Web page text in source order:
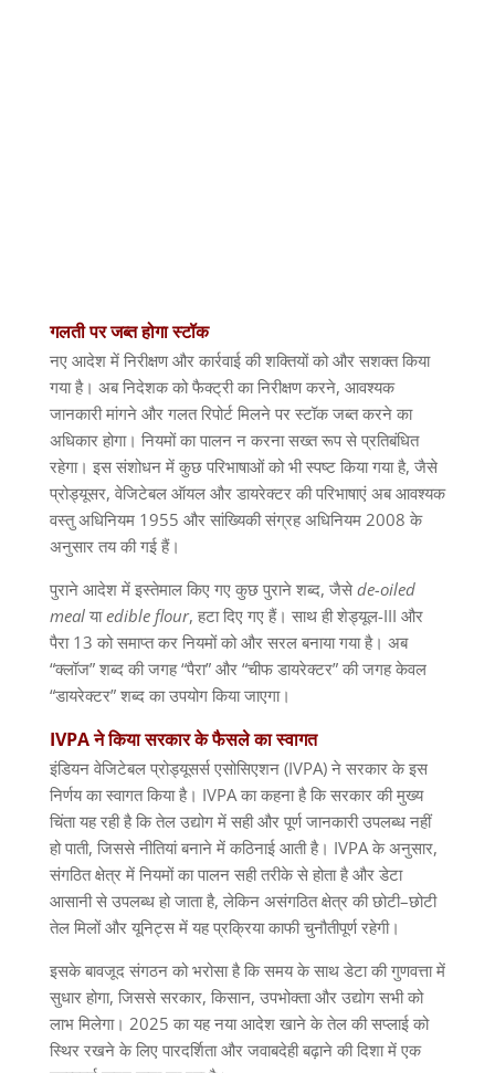
गलतीपरजब्तहोगास्टॉक
नए आदेश में निरीक्षण और कार्रवाई की शक्तियों को और सशक्त किया
गया है। अब निदेशक को फैक्ट्री का निरीक्षण करने, आवश्यक
जानकारी मांगने और गलत रिपोर्ट मिलने पर स्टॉक जब्त करने का
अधिकार होगा। नियमों का पालन न करना सख्त रूप से प्रतिबंधित
रहेगा। इस संशोधन में कुछ परिभाषाओं को भी स्पष्ट किया गया है, जैसे
प्रोड्यूसर, वेजिटेबल ऑयल और डायरेक्टर की परिभाषाएं अब आवश्यक
वस्तु अधिनियम1955 और सांख्यिकी संग्रह अधिनियम2008 के
अनुसार तय की गई हैं।
पुराने आदेश में इस्तेमाल किए गए कुछ पुराने शब्द, जैसे de-oiled
meal या edible flour, हटा दिए गए हैं। साथ ही शेड्यूल-III और
पैरा13 को समाप्त कर नियमों को और सरल बनाया गया है। अब
“क्लॉज” शब्द की जगह“पैरा” और“चीफ डायरेक्टर” की जगह केवल
“डायरेक्टर” शब्द का उपयोग किया जाएगा।
IVPAनेकियासरकारकेफैसलेकास्वागत
इंडियन वेजिटेबल प्रोड्यूसर्स एसोसिएशन(IVPA) ने सरकार के इस
निर्णय का स्वागत किया है। IVPA का कहना है कि सरकार की मुख्य
चिंता यह रही है कि तेल उद्योग में सही और पूर्ण जानकारी उपलब्ध नहीं
हो पाती, जिससे नीतियां बनाने में कठिनाई आती है। IVPA के अनुसार,
संगठित क्षेत्र में नियमों का पालन सही तरीके से होता है और डेटा
आसानी से उपलब्ध हो जाता है, लेकिन असंगठित क्षेत्र की छोटी–छोटी
तेल मिलों और यूनिट्स में यह प्रक्रिया काफी चुनौतीपूर्ण रहेगी।
इसके बावजूद संगठन को भरोसा है कि समय के साथ डेटा की गुणवत्ता में
सुधार होगा, जिससे सरकार, किसान, उपभोक्ता और उद्योग सभी को
लाभ मिलेगा। 2025 का यह नया आदेश खाने के तेल की सप्लाई को
स्थिर रखने के लिए पारदर्शिता और जवाबदेही बढ़ाने की दिशा में एक